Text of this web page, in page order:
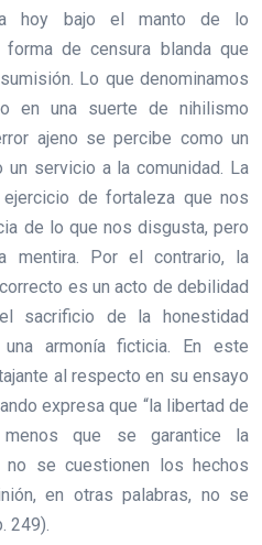
hoy bajo el manto de lo
de censura blanda que
Lo que denominamos
en una suerte de nihilismo
ajeno se percibe como un
servicio a la comunidad. La
de fortaleza que nos
de lo que nos disgusta, pero
mentira. Por el contrario, la
es un acto de debilidad
sacrificio de la honestidad
armonía ficticia. En este
al respecto en su ensayo
expresa que “la libertad de
que se garantice la
se cuestionen los hechos
en otras palabras, no se
249).